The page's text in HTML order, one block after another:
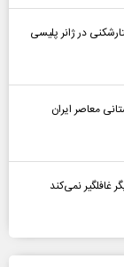
در ژانر پلیسی
معاصر ایران
نمی‌کند